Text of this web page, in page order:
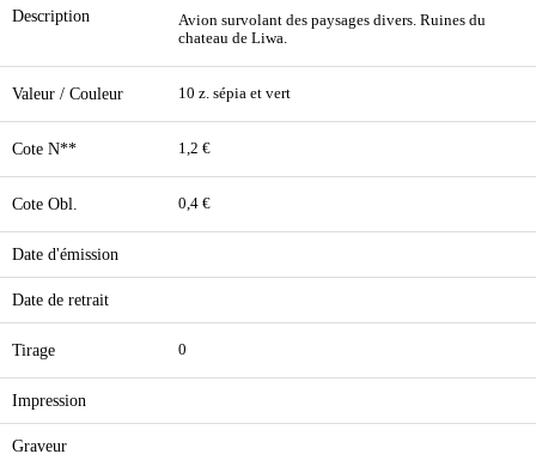
Description
Avion survolant des paysages divers. Ruines du
chateau de Liwa.
Valeur / Couleur 10 z. sépia et vert
Cote N** 1,2 €
Cote Obl. 0,4 €
Date d'émission
Date de retrait
Tirage 0
Impression
Graveur